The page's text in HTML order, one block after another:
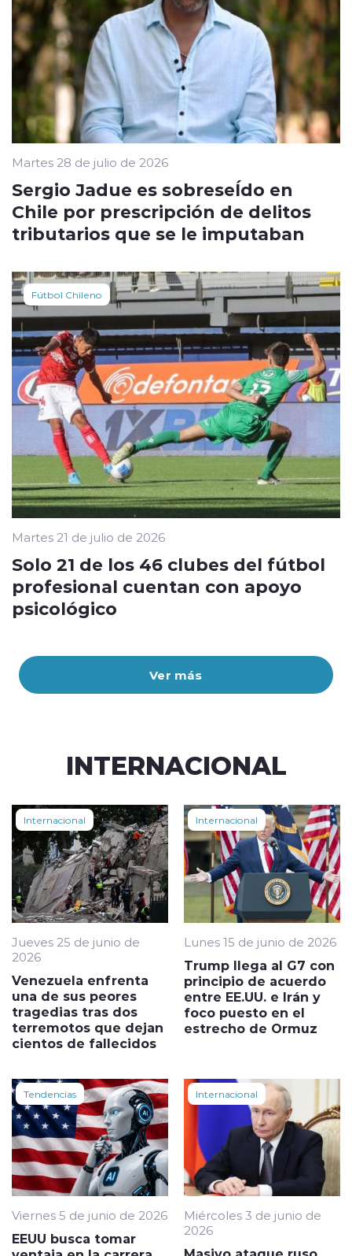
Ver más
Martes 28 de julio de 2026
Sergio Jadue es sobreseÍdo en
Chile por prescripción de delitos
tributarios que se le imputaban
Fútbol Chileno
Martes 21 de julio de 2026
Solo 21 de los 46 clubes del fútbol
profesional cuentan con apoyo
psicológico
INTERNACIONAL
Internacional
Jueves 25 de junio de
2026
Venezuela enfrenta
una de sus peores
tragedias tras dos
terremotos que dejan
cientos de fallecidos
Internacional
Lunes 15 de junio de 2026
Trump llega al G7 con
principio de acuerdo
entre EE.UU. e Irán y
foco puesto en el
estrecho de Ormuz
Tendencias
Viernes 5 de junio de 2026
EEUU busca tomar
Internacional
Miércoles 3 de junio de
2026